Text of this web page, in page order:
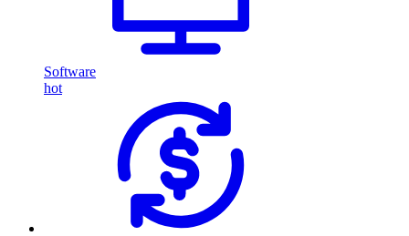
Software
hot